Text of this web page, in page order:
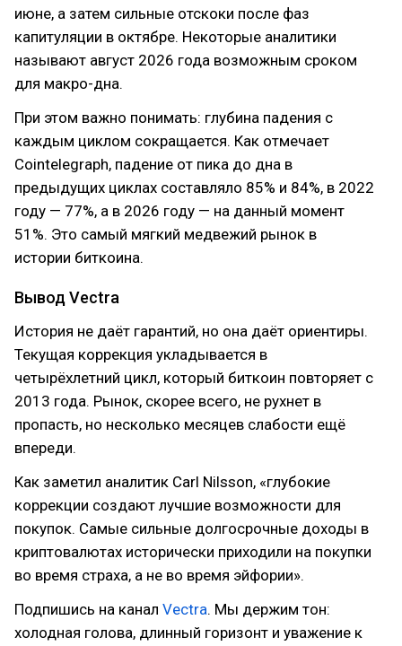
июне, а затем сильные отскоки после фаз
капитуляции в октябре. Некоторые аналитики
называют август 2026 года возможным сроком
для макро-дна.
При этом важно понимать: глубина падения с
каждым циклом сокращается. Как отмечает
Cointelegraph, падение от пика до дна в
предыдущих циклах составляло 85% и 84%, в 2022
году — 77%, а в 2026 году — на данный момент
51%. Это самый мягкий медвежий рынок в
истории биткоина.
Вывод Vectra
История не даёт гарантий, но она даёт ориентиры.
Текущая коррекция укладывается в
четырёхлетний цикл, который биткоин повторяет с
2013 года. Рынок, скорее всего, не рухнет в
пропасть, но несколько месяцев слабости ещё
впереди.
Как заметил аналитик Carl Nilsson, «глубокие
коррекции создают лучшие возможности для
покупок. Самые сильные долгосрочные доходы в
криптовалютах исторически приходили на покупки
во время страха, а не во время эйфории».
Подпишись на канал Vectra. Мы держим тон:
холодная голова, длинный горизонт и уважение к